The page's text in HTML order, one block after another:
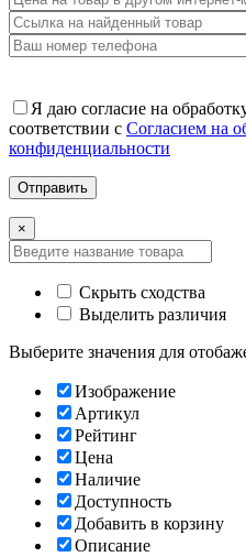
Я даю согласие на
соответствии с Согласием на
конфиденциальности
×
Скрыть сходства
Выделить различия
Выберите значения для
Изображение
Артикул
Рейтинг
Цена
Наличие
Доступность
Добавить в корзину
Описание